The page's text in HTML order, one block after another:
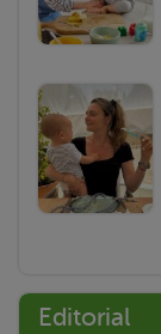
Editorial